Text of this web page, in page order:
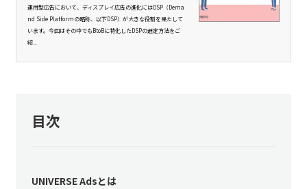
運用型広告において、ディスプレイ広告の進化にはDSP（Dema
nd Side Platformの略称、以下DSP）が大きな役割を果たして
います。今回はその中でもBtoBに特化したDSPの選定方法をご
紹...
目次
UNIVERSE Adsとは